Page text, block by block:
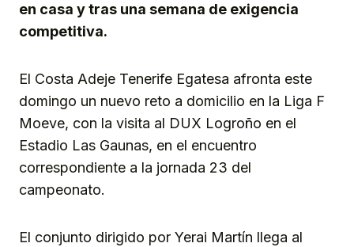
en casa y tras una semana de exigencia
competitiva.
El Costa Adeje Tenerife Egatesa afronta este
domingo un nuevo reto a domicilio en la Liga F
Moeve, con la visita al DUX Logroño en el
Estadio Las Gaunas, en el encuentro
correspondiente a la jornada 23 del
campeonato.
El conjunto dirigido por Yerai Martín llega al